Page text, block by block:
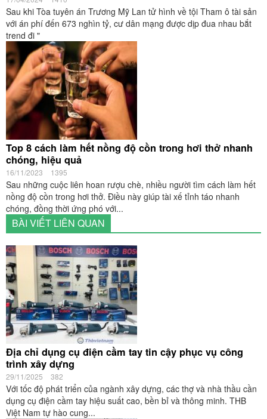
Sau khi Tòa tuyên án Trương Mỹ Lan tử hình về tội Tham ô tài sản
với án phí đến 673 nghìn tỷ, cư dân mạng được dịp đua nhau bắt
trend đi "
Top 8 cách làm hết nồng độ cồn trong hơi thở nhanh
chóng, hiệu quả
16/11/2023 1395
Sau những cuộc liên hoan rượu chè, nhiều người tìm cách làm hết
nồng độ cồn trong hơi thở. Điều này giúp tài xế tỉnh táo nhanh
chóng, đồng thời ứng phó với...
BÀI VIẾT LIÊN QUAN
Địa chỉ dụng cụ điện cầm tay tin cậy phục vụ công
trình xây dựng
29/11/2025 382
Với tốc độ phát triển của ngành xây dựng, các thợ và nhà thầu cần
dụng cụ điện cầm tay hiệu suất cao, bền bỉ và thông minh. THB
Việt Nam tự hào cung...